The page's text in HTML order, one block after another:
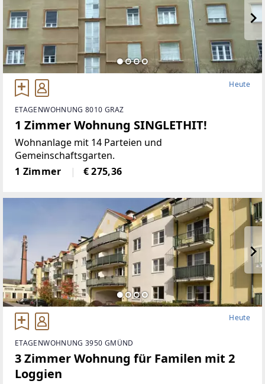
Heute
ETAGENWOHNUNG 8010 GRAZ
1 Zimmer Wohnung SINGLETHIT!
Wohnanlage mit 14 Parteien und
Gemeinschaftsgarten.
1 Zimmer
€ 275,36
Heute
ETAGENWOHNUNG 3950 GMÜND
3 Zimmer Wohnung für Familen mit 2
Loggien